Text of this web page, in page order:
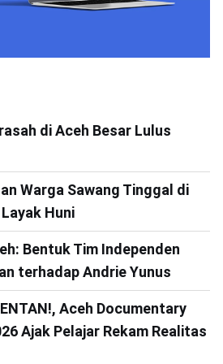
di Aceh Besar Lulus
Warga Sawang Tinggal di
Huni
Bentuk Tim Independen
terhadap Andrie Yunus
Aceh Documentary
Ajak Pelajar Rekam Realitas